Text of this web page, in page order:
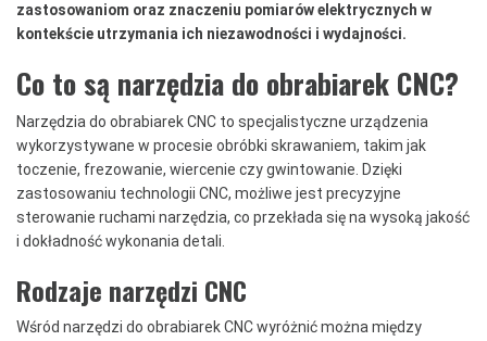
zastosowaniom oraz znaczeniu pomiarów elektrycznych w
kontekście utrzymania ich niezawodności i wydajności.
Co to są narzędzia do obrabiarek CNC?
Narzędzia do obrabiarek CNC to specjalistyczne urządzenia
wykorzystywane w procesie obróbki skrawaniem, takim jak
toczenie, frezowanie, wiercenie czy gwintowanie. Dzięki
zastosowaniu technologii CNC, możliwe jest precyzyjne
sterowanie ruchami narzędzia, co przekłada się na wysoką jakość
i dokładność wykonania detali.
Rodzaje narzędzi CNC
Wśród narzędzi do obrabiarek CNC wyróżnić można między